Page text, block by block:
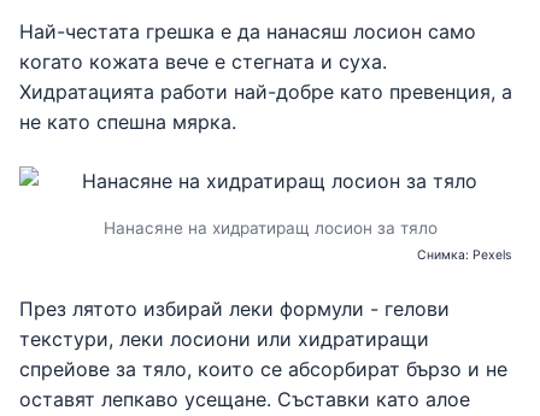
Най-честата грешка е да нанасяш лосион само
когато кожата вече е стегната и суха.
Хидратацията работи най-добре като превенция, а
не като спешна мярка.
Нанасяне на хидратиращ лосион за тяло
Снимка: Pexels
През лятото избирай леки формули - гелови
текстури, леки лосиони или хидратиращи
спрейове за тяло, които се абсорбират бързо и не
оставят лепкаво усещане. Съставки като алое